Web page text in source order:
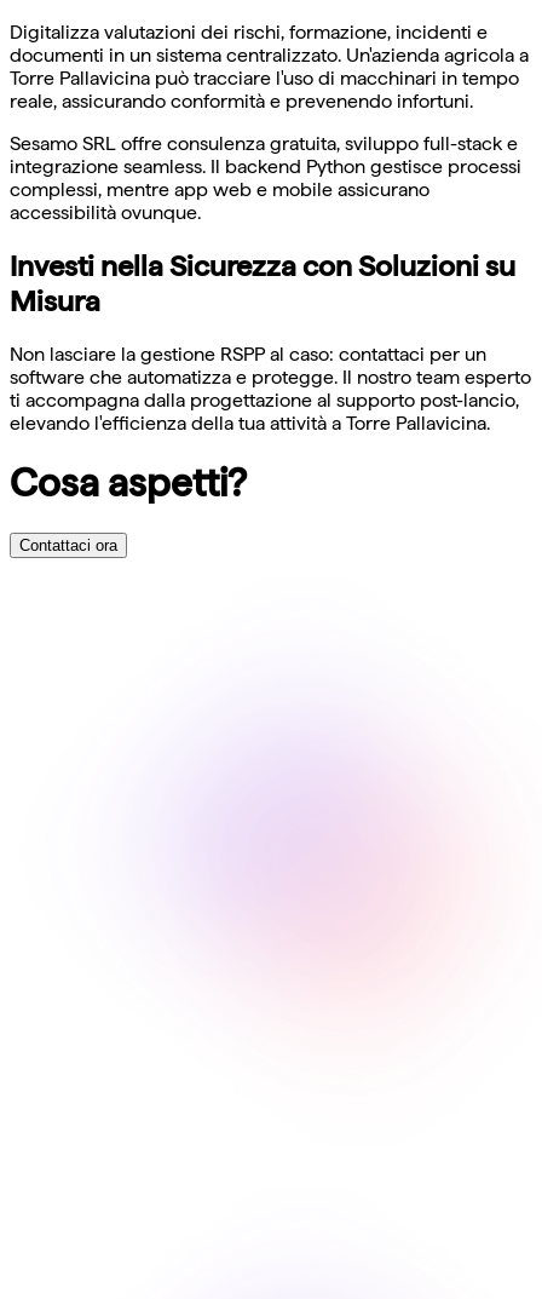
Digitalizza valutazioni dei rischi, formazione, incidenti e
documenti in un sistema centralizzato. Un'azienda agricola a
Torre Pallavicina può tracciare l'uso di macchinari in tempo
reale, assicurando conformità e prevenendo infortuni.
Sesamo SRL offre consulenza gratuita, sviluppo full-stack e
integrazione seamless. Il backend Python gestisce processi
complessi, mentre app web e mobile assicurano
accessibilità ovunque.
Investi nella Sicurezza con Soluzioni su
Misura
Non lasciare la gestione RSPP al caso: contattaci per un
software che automatizza e protegge. Il nostro team esperto
ti accompagna dalla progettazione al supporto post-lancio,
elevando l'efficienza della tua attività a Torre Pallavicina.
Cosa aspetti?
Contattaci ora